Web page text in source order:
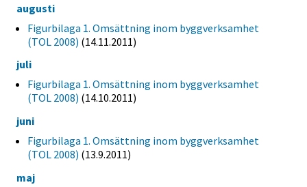
augusti
Figurbilaga 1. Omsättning inom byggverksamhet
(TOL 2008) (14.11.2011)
juli
Figurbilaga 1. Omsättning inom byggverksamhet
(TOL 2008) (14.10.2011)
juni
Figurbilaga 1. Omsättning inom byggverksamhet
(TOL 2008) (13.9.2011)
maj